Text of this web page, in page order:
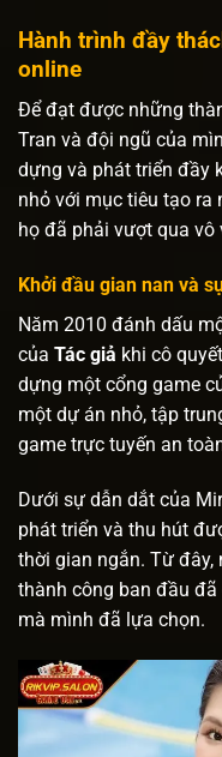
Hành trình đầy
online
Để đạt được những
Tran và đội ngũ của
dựng và phát triển đầy
nhỏ với mục tiêu tạo ra
họ đã phải vượt qua vô
Khởi đầu gian nan và
Năm 2010 đánh dấu
của Tác giả khi cô
dựng một cổng game
một dự án nhỏ, tập
game trực tuyến an
Dưới sự dẫn dắt của
phát triển và thu hút
thời gian ngắn. Từ
thành công ban đầu
mà mình đã lựa chọn.